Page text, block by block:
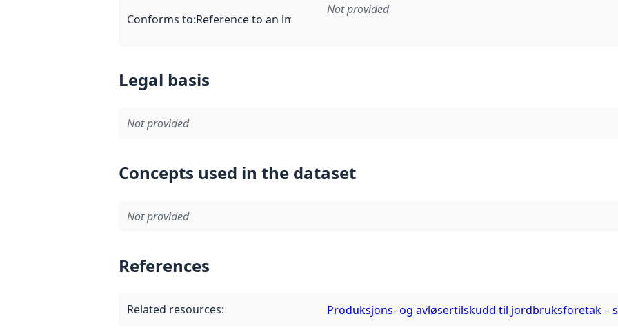
Conforms to:Reference to an implementation rule or other specification that forms the basis
Not provided
Legal basis
Not provided
Concepts used in the dataset
Not provided
References
Related resources: Produksjons- og avløsertilskudd til jordbruksforetak –